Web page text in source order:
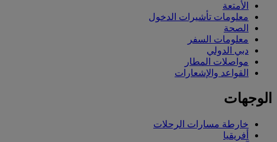
الأمتعة
معلومات تأشيرات الدخول
الصحة
معلومات السفر
دبي الدولي
مواصلات المطار
القواعد والإشعارات
الوجهات
خارطة مسارات الرحلات
أفريقيا